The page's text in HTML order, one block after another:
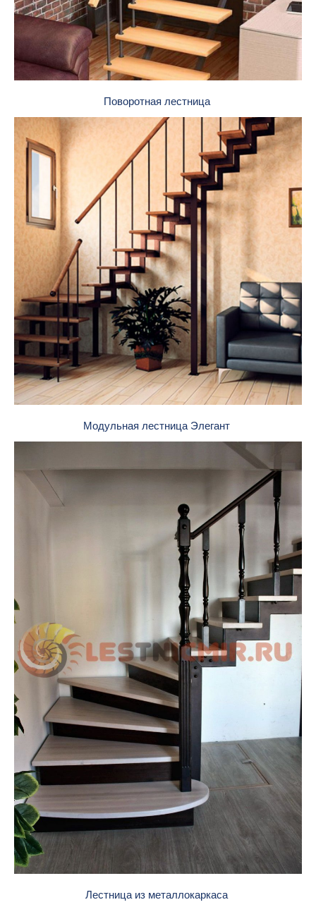
Поворотная лестница
Модульная лестница Элегант
Лестница из металлокаркаса